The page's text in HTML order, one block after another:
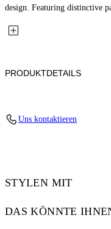
design. Featuring distinctive
PRODUKTDETAILS
Uns kontaktieren
STYLEN MIT
DAS KÖNNTE